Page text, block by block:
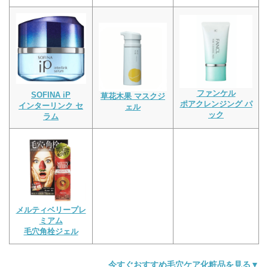
SOFINA iP
インターリンク セ
ラム
草花木果 マスクジ
ェル
ファンケル
ポアクレンジング パ
ック
メルティベリープレ
ミアム
毛穴角栓ジェル
今すぐおすすめ毛穴ケア化粧品を見る▼